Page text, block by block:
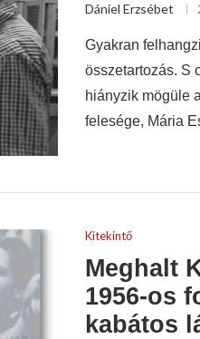
Dániel Erzsébet
Gyakran
összetartozás. S
hiányzik mögüle
felesége, Mária
Kitekintő
Meghalt
1956-os
kabátos